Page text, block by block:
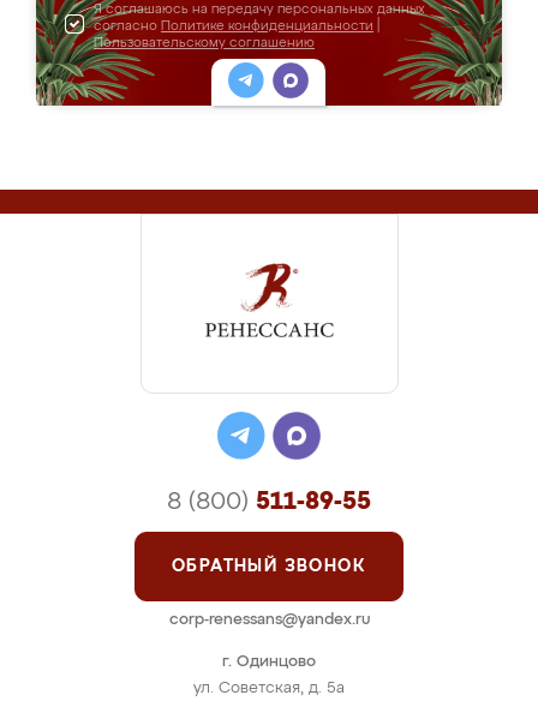
Я соглашаюсь на передачу персональных данных
согласно Политике конфиденциальности
Пользовательскому соглашению
г. Одинцово
ул. Советская, д. 5а
8 (800) 511-89-55
ОБРАТНЫЙ ЗВОНОК
corp-renessans@yandex.ru